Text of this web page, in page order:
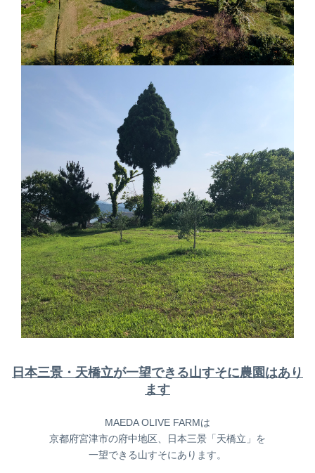
日本三景・天橋立が一望できる山すそに農園はあり
ます
MAEDA OLIVE FARMは
京都府宮津市の府中地区、日本三景「天橋立」を
一望できる山すそにあります。